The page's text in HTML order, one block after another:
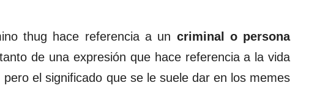
thug hace referencia a un criminal o persona
de una expresión que hace referencia a la vida
pero el significado que se le suele dar en los memes